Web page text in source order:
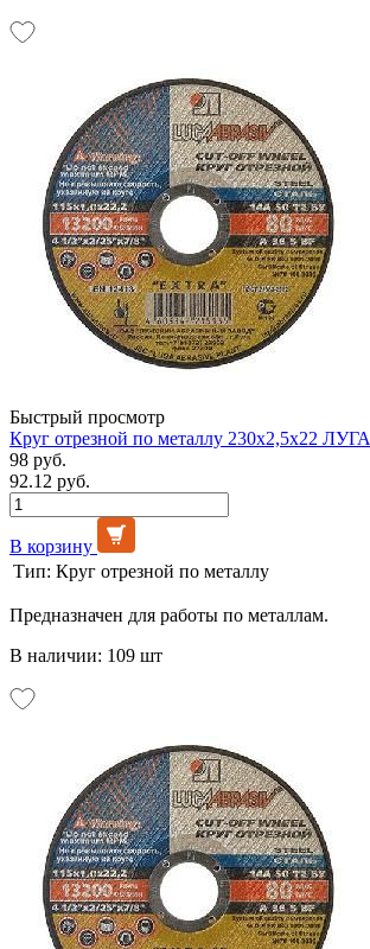
Быстрый просмотр
Круг отрезной по металлу 230х2,5х22 ЛУГА
98 руб.
92.12 руб.
В корзину
Тип: Круг отрезной по металлу
Предназначен для работы по металлам.
В наличии: 109 шт